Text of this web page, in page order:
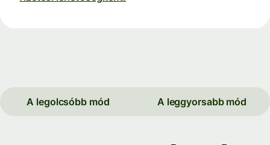
A legolcsóbb mód A leggyorsabb mód